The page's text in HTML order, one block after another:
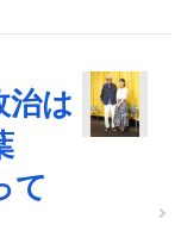
治は
て